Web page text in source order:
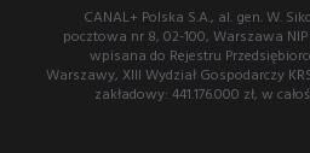
CANAL+ Polska S.A., al. gen. W.
pocztowa nr 8, 02-100, Warszawa NIP
wpisana do Rejestru
Warszawy, XIII Wydział Gospodarczy
zakładowy: 441.176.000 zł, w